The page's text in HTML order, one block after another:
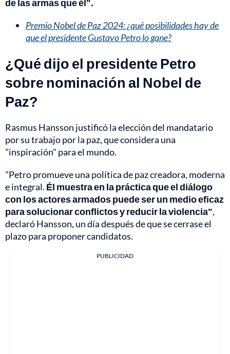
de las armas que él".
Premio Nobel de Paz 2024: ¿qué posibilidades hay de
que el presidente Gustavo Petro lo gane?
¿Qué dijo el presidente Petro
sobre nominación al Nobel de
Paz?
Rasmus Hansson justificó la elección del mandatario
por su trabajo por la paz, que considera una
"inspiración" para el mundo.
"Petro promueve una política de paz creadora, moderna
e integral. Él muestra en la práctica que el diálogo
con los actores armados puede ser un medio eficaz
para solucionar conflictos y reducir la violencia",
declaró Hansson, un día después de que se cerrase el
plazo para proponer candidatos.
PUBLICIDAD